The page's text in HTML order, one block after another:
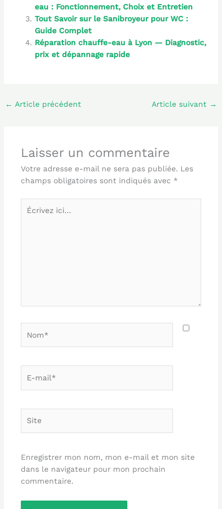
eau : Fonctionnement, Choix et Entretien
Tout Savoir sur le Sanibroyeur pour WC :
Guide Complet
Réparation chauffe-eau à Lyon — Diagnostic,
prix et dépannage rapide
← Article précédent Article suivant →
Laisser un commentaire
Votre adresse e-mail ne sera pas publiée. Les
champs obligatoires sont indiqués avec *
ici…
mail*
Enregistrer mon nom, mon e-mail et mon site
dans le navigateur pour mon prochain
commentaire.